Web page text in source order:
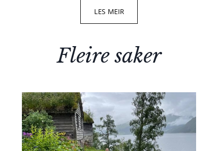
LES MEIR
Fleire saker